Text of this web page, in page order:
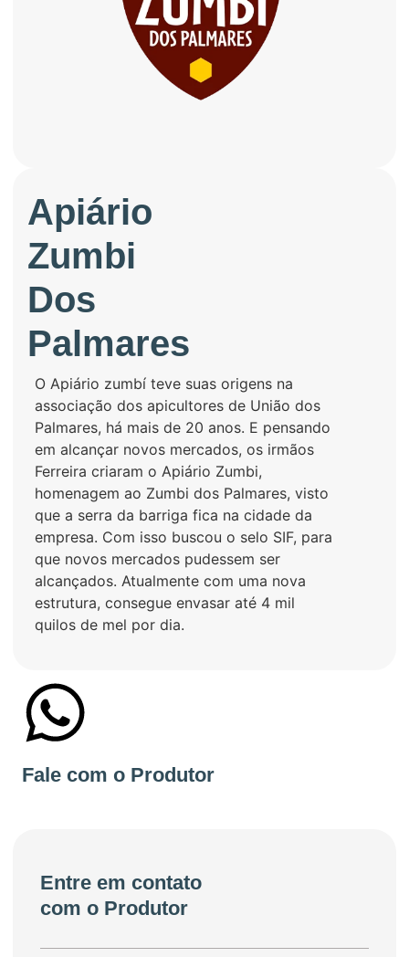
Apiário
Zumbi
Dos
Palmares
O Apiário zumbí teve suas origens na
associação dos apicultores de União dos
Palmares, há mais de 20 anos. E pensando
em alcançar novos mercados, os irmãos
Ferreira criaram o Apiário Zumbi,
homenagem ao Zumbi dos Palmares, visto
que a serra da barriga fica na cidade da
empresa. Com isso buscou o selo SIF, para
que novos mercados pudessem ser
alcançados. Atualmente com uma nova
estrutura, consegue envasar até 4 mil
quilos de mel por dia.
Fale com o Produtor
Entre em contato
com o Produtor